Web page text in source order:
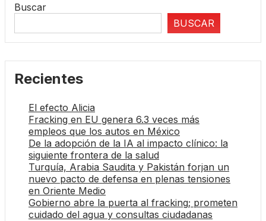
Buscar
BUSCAR
Recientes
El efecto Alicia
Fracking en EU genera 6.3 veces más
empleos que los autos en México
De la adopción de la IA al impacto clínico: la
siguiente frontera de la salud
Turquía, Arabia Saudita y Pakistán forjan un
nuevo pacto de defensa en plenas tensiones
en Oriente Medio
Gobierno abre la puerta al fracking; prometen
cuidado del agua y consultas ciudadanas